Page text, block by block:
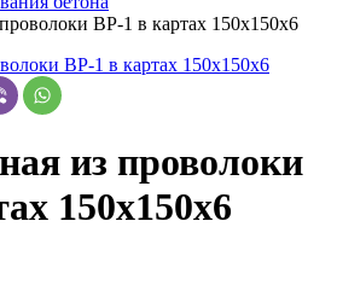
ВР-1 в картах 150х150х6
из проволоки
150х150х6